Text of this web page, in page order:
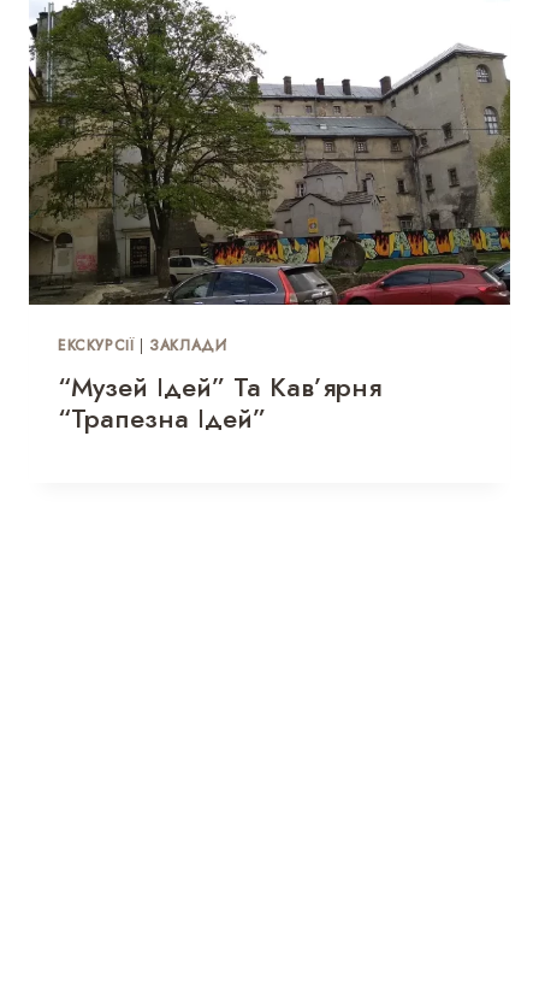
ЕКСКУРСІЇ ЗАКЛАДИ
“Музей Ідей” Та Кав’ярня
“Трапезна Ідей”